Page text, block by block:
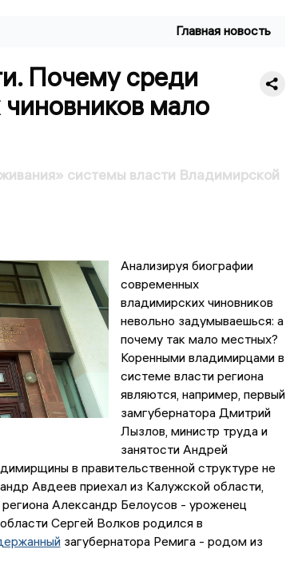
Главная новость
Почему среди
мало
системы власти Владимирской
Анализируя биографии
современных
владимирских чиновников
невольно задумываешься: а
почему так мало местных?
Коренными владимирцами в
системе власти региона
являются, например, первый
замгубернатора Дмитрий
Лызлов, министр труда и
занятости Андрей
в правительственной структуре не
Авдеев приехал из Калужской области,
Александр Белоусов - уроженец
Сергей Волков родился в
загубернатора Ремига - родом из